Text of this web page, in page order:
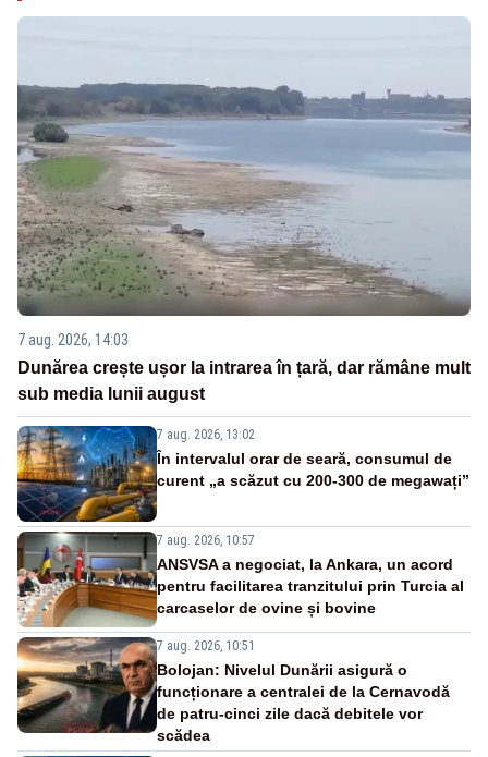
7 aug. 2026, 14:03
Dunărea crește ușor la intrarea în țară, dar rămâne mult
sub media lunii august
7 aug. 2026, 13:02
În intervalul orar de seară, consumul de
curent „a scăzut cu 200-300 de megawați”
7 aug. 2026, 10:57
ANSVSA a negociat, la Ankara, un acord
pentru facilitarea tranzitului prin Turcia al
carcaselor de ovine și bovine
7 aug. 2026, 10:51
Bolojan: Nivelul Dunării asigură o
funcționare a centralei de la Cernavodă
de patru-cinci zile dacă debitele vor
scădea